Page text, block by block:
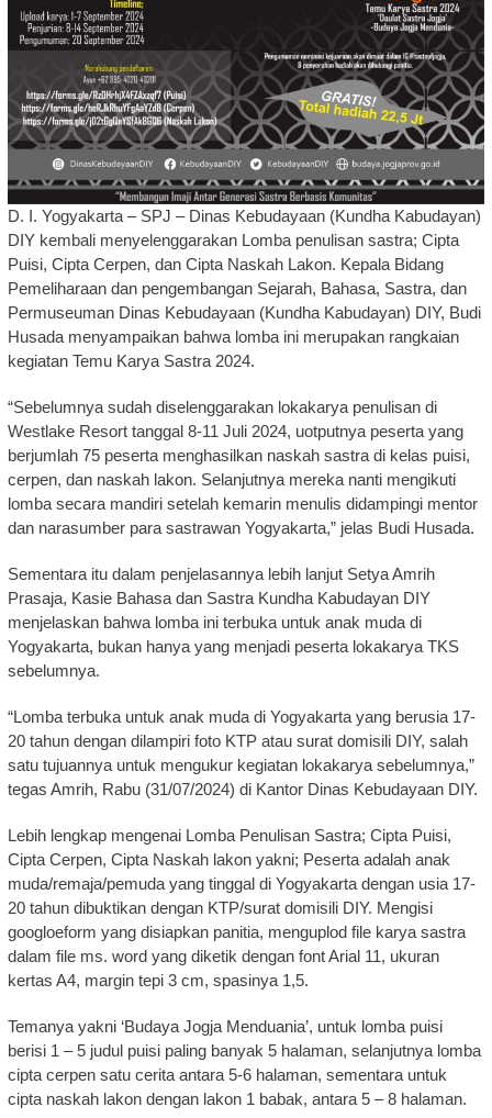
D. I. Yogyakarta – SPJ – Dinas Kebudayaan (Kundha Kabudayan)
DIY kembali menyelenggarakan Lomba penulisan sastra; Cipta
Puisi, Cipta Cerpen, dan Cipta Naskah Lakon. Kepala Bidang
Pemeliharaan dan pengembangan Sejarah, Bahasa, Sastra, dan
Permuseuman Dinas Kebudayaan (Kundha Kabudayan) DIY, Budi
Husada menyampaikan bahwa lomba ini merupakan rangkaian
kegiatan Temu Karya Sastra 2024.
“Sebelumnya sudah diselenggarakan lokakarya penulisan di
Westlake Resort tanggal 8-11 Juli 2024, uotputnya peserta yang
berjumlah 75 peserta menghasilkan naskah sastra di kelas puisi,
cerpen, dan naskah lakon. Selanjutnya mereka nanti mengikuti
lomba secara mandiri setelah kemarin menulis didampingi mentor
dan narasumber para sastrawan Yogyakarta,” jelas Budi Husada.
Sementara itu dalam penjelasannya lebih lanjut Setya Amrih
Prasaja, Kasie Bahasa dan Sastra Kundha Kabudayan DIY
menjelaskan bahwa lomba ini terbuka untuk anak muda di
Yogyakarta, bukan hanya yang menjadi peserta lokakarya TKS
sebelumnya.
“Lomba terbuka untuk anak muda di Yogyakarta yang berusia 17-
20 tahun dengan dilampiri foto KTP atau surat domisili DIY, salah
satu tujuannya untuk mengukur kegiatan lokakarya sebelumnya,”
tegas Amrih, Rabu (31/07/2024) di Kantor Dinas Kebudayaan DIY.
Lebih lengkap mengenai Lomba Penulisan Sastra; Cipta Puisi,
Cipta Cerpen, Cipta Naskah lakon yakni; Peserta adalah anak
muda/remaja/pemuda yang tinggal di Yogyakarta dengan usia 17-
20 tahun dibuktikan dengan KTP/surat domisili DIY. Mengisi
googloeform yang disiapkan panitia, menguplod file karya sastra
dalam file ms. word yang diketik dengan font Arial 11, ukuran
kertas A4, margin tepi 3 cm, spasinya 1,5.
Temanya yakni ‘Budaya Jogja Menduania’, untuk lomba puisi
berisi 1 – 5 judul puisi paling banyak 5 halaman, selanjutnya lomba
cipta cerpen satu cerita antara 5-6 halaman, sementara untuk
cipta naskah lakon dengan lakon 1 babak, antara 5 – 8 halaman.